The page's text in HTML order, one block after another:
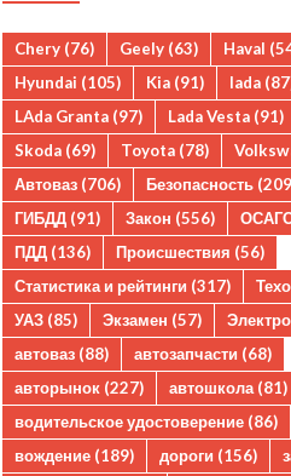
Chery (76) Geely (63) Haval
Hyundai (105) Kia (91) lada
LAda Granta (97) Lada Vesta (91)
Skoda (69) Toyota (78)
Автоваз (706) Безопасность
ГИБДД (91) Закон (556)
ПДД (136) Происшествия (56)
Статистика и рейтинги (317)
УАЗ (85) Экзамен (57)
автоваз (88) автозапчасти (68)
авторынок (227) автошкола (81)
водительское удостоверение (86)
вождение (189) дороги (156)